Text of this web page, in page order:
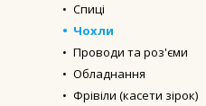
Спиці
Чохли
Проводи та роз'єми
Обладнання
Фрівіли (касети зірок)